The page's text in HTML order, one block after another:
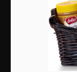
Erfolgsgeschichten